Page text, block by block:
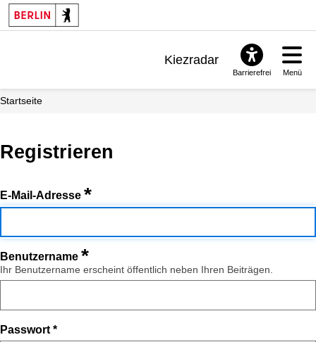
Kiezradar
Barrierefrei Menü
Startseite
Registrieren
E-Mail-Adresse *
Benutzername *
Ihr Benutzername erscheint öffentlich neben Ihren Beiträgen.
Passwort *